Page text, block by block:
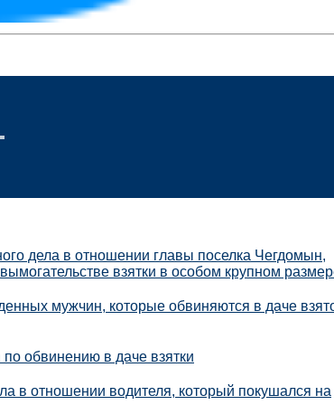
дела в отношении главы поселка Чегдомын,
взятки в особом крупном
мужчин, которые обвиняются в даче
обвинению в даче взятки
в отношении водителя, который покушался на